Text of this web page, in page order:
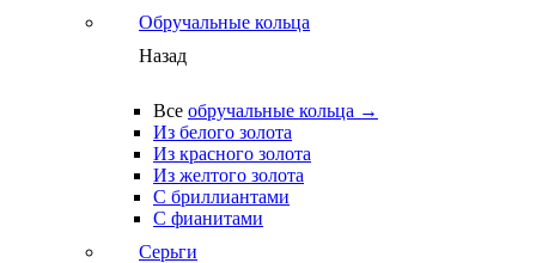
Обручальные кольца
Назад
Все обручальные кольца →
Из белого золота
Из красного золота
Из желтого золота
С бриллиантами
С фианитами
Серьги